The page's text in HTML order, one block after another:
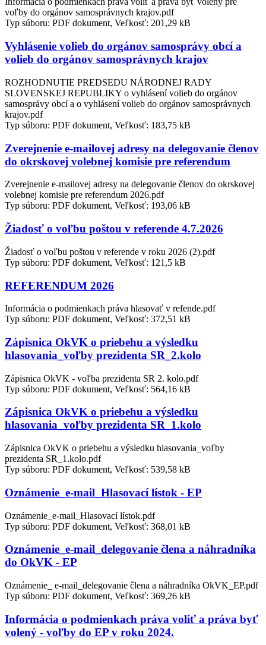
voľby do orgánov samosprávnych krajov.pdf
Typ súboru: PDF dokument, Veľkosť: 201,29 kB
Vyhlásenie volieb do orgánov samosprávy obcí a
volieb do orgánov samosprávnych krajov
ROZHODNUTIE PREDSEDU NÁRODNEJ RADY
SLOVENSKEJ REPUBLIKY o vyhlásení volieb do orgánov
samosprávy obcí a o vyhlásení volieb do orgánov samosprávnych
krajov.pdf
Typ súboru: PDF dokument, Veľkosť: 183,75 kB
Zverejnenie e-mailovej adresy na delegovanie členov
do okrskovej volebnej komisie pre referendum
Zverejnenie e-mailovej adresy na delegovanie členov do okrskovej
volebnej komisie pre referendum 2026.pdf
Typ súboru: PDF dokument, Veľkosť: 193,06 kB
Žiadosť o voľbu poštou v referende 4.7.2026
Žiadosť o voľbu poštou v referende v roku 2026 (2).pdf
Typ súboru: PDF dokument, Veľkosť: 121,5 kB
REFERENDUM 2026
Informácia o podmienkach práva hlasovať v refende.pdf
Typ súboru: PDF dokument, Veľkosť: 372,51 kB
Zápisnica OkVK o priebehu a výsledku
hlasovania_voľby prezidenta SR_2.kolo
Zápisnica OkVK - voľba prezidenta SR 2. kolo.pdf
Typ súboru: PDF dokument, Veľkosť: 564,16 kB
Zápisnica OkVK o priebehu a výsledku
hlasovania_voľby prezidenta SR_1.kolo
Zápisnica OkVK o priebehu a výsledku hlasovania_voľby
prezidenta SR_1.kolo.pdf
Typ súboru: PDF dokument, Veľkosť: 539,58 kB
Oznámenie_e-mail_Hlasovací lístok - EP
Oznámenie_e-mail_Hlasovací lístok.pdf
Typ súboru: PDF dokument, Veľkosť: 368,01 kB
Oznámenie_e-mail_delegovanie člena a náhradníka
do OkVK - EP
Oznámenie_ e-mail_delegovanie člena a náhradníka OkVK_EP.pdf
Typ súboru: PDF dokument, Veľkosť: 369,26 kB
Informácia o podmienkach práva voliť a práva byť
volený - voľby do EP v roku 2024.